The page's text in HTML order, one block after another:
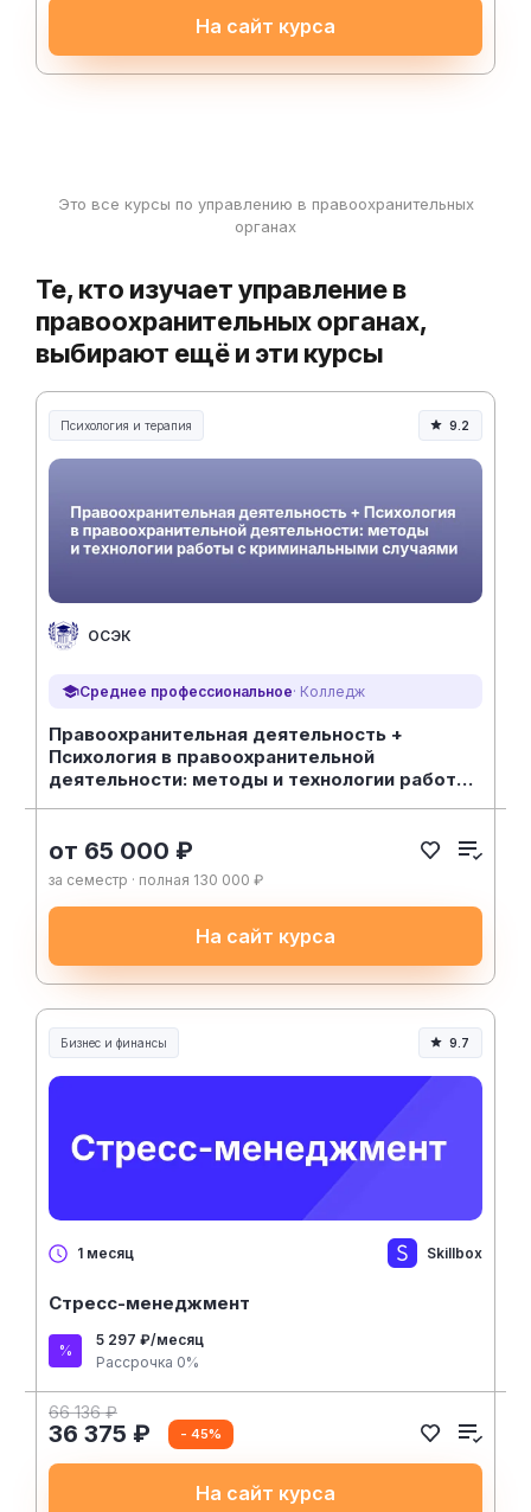
На сайт курса
Это все курсы по управлению в правоохранительных
органах
Те, кто изучает управление в
правоохранительных органах,
выбирают ещё и эти курсы
Психология и терапия 9.2
ОСЭК
Среднее профессиональное· Колледж
Правоохранительная деятельность +
Психология в правоохранительной
деятельности: методы и технологии работы
от 65 000 ₽
за семестр · полная 130 000 ₽
На сайт курса
Бизнес и финансы 9.7
1 месяц Skillbox
Стресс-менеджмент
5 297 ₽/месяц
Рассрочка 0%
66 136 ₽
36 375 ₽ - 45%
На сайт курса